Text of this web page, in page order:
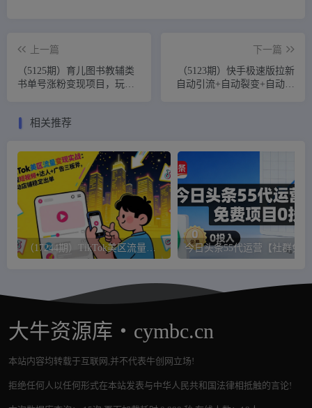
上一篇
（5125期）育儿图书教辅类
书单号涨粉变现项目，玩法
下一篇
（5123期）快手极速版拉新
自动引流+自动裂变+自动成
相关推荐
（17244期）TikTok美区流量变现实战：掌握短视频+达人+广告三板斧，驱动店铺稳定出单
大牛资源库・cymbc.cn
本站内容均转载于互联网,并不代表牛创网立场!
拒绝任何人以任何形式在本站发表与中华人民共和国法律相抵触的言论!